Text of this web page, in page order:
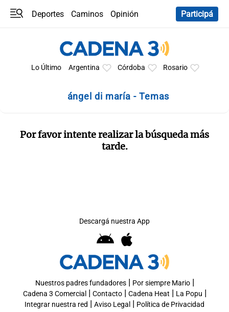
Deportes Caminos
Opinión
Participá
Lo Último Argentina Córdoba Rosario
ángel di maría - Temas
Por favor intente realizar la búsqueda más
tarde.
Descargá nuestra App
Nuestros padres fundadores| Por siempre Mario|
Cadena 3 Comercial | Contacto| Cadena Heat | La Popu |
Integrar nuestra red | Aviso Legal | Política de Privacidad